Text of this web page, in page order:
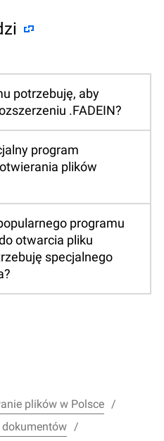
potrzebuję, aby
.FADEIN?
program
plików
programu
otwarcia pliku
specjalnego
plików w Polsce